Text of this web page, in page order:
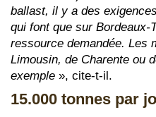
ballast, il y a des
qui font que sur Bordeaux-
ressource demandée. Les
Limousin, de Charente ou
exemple », cite-t-il.
15.000 tonnes par